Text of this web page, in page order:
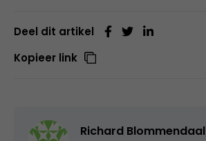
Deel dit artikel
Kopieer link
Richard Blommendaal